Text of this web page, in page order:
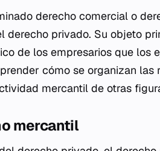
derecho comercial o
derecho privado. Su objeto
de los empresarios que los
cómo se organizan las
mercantil de otras
mercantil